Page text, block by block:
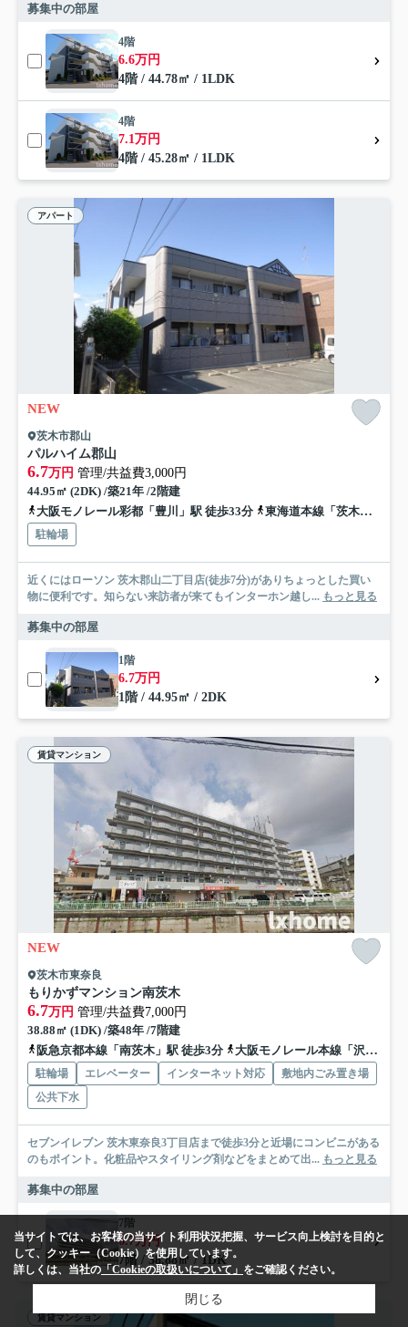
募集中の部屋
4階
6.6万円
4階 / 44.78㎡ / 1LDK
4階
7.1万円
4階 / 45.28㎡ / 1LDK
アパート
NEW
茨木市郡山
パルハイム郡山
6.7万円 管理/共益費3,000円
44.95㎡ (2DK) /築21年 /2階建
大阪モノレール彩都「豊川」駅 徒歩33分
東海道本線「茨木」駅 徒歩39分
駐輪場
近くにはローソン 茨木郡山二丁目店(徒歩7分)がありちょっとした買い
物に便利です。知らない来訪者が来てもインターホン越し... もっと見る
募集中の部屋
1階
6.7万円
1階 / 44.95㎡ / 2DK
賃貸マンション
NEW
茨木市東奈良
もりかずマンション南茨木
6.7万円 管理/共益費7,000円
38.88㎡ (1DK) /築48年 /7階建
阪急京都本線「南茨木」駅 徒歩3分
大阪モノレール本線「沢良宜」駅 徒歩14分
駐輪場 エレベーター インターネット対応
敷地内ごみ置き場
公共下水
セブンイレブン 茨木東奈良3丁目店まで徒歩3分と近場にコンビニがある
のもポイント。化粧品やスタイリング剤などをまとめて出... もっと見る
募集中の部屋
7階
6.7万円
7階 / 38.88㎡ / 1DK
賃貸マンション
当サイトでは、お客様の当サイト利用状況把握、サービス向上検討を目的と
して、クッキー（Cookie）を使用しています。
詳しくは、当社の「Cookieの取扱いについて」 をご確認ください。
閉じる